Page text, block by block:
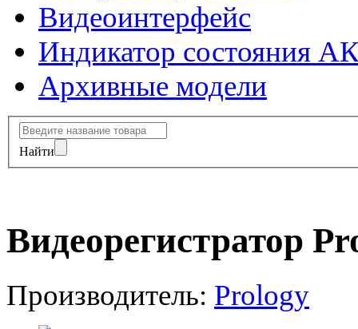
Видеоинтерфейс
Индикатор состояния
Архивные модели
Найти
Видеорегистратор
Производитель: Prology